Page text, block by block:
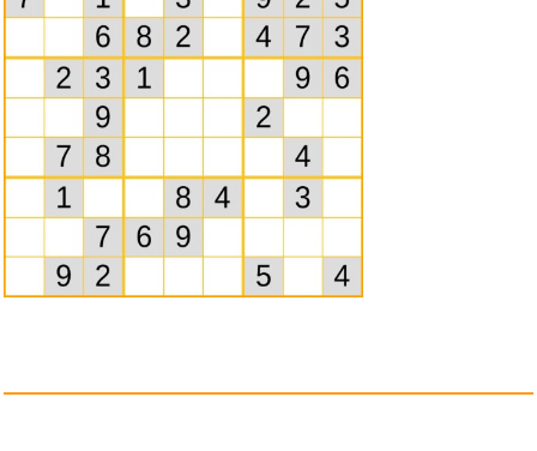
Sketch Adventure: Color
Design...